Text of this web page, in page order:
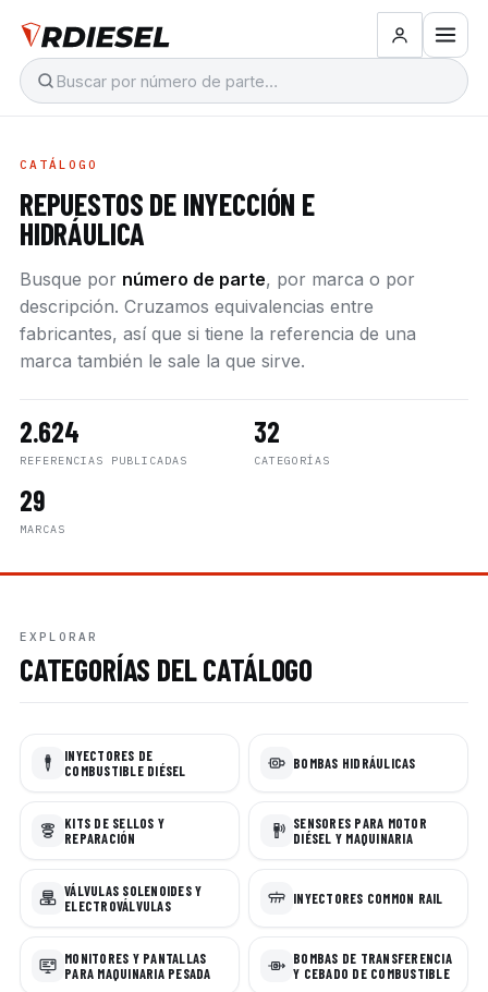
CATÁLOGO
REPUESTOS DE INYECCIÓN E
HIDRÁULICA
Busque por número de parte, por marca o por
descripción. Cruzamos equivalencias entre
fabricantes, así que si tiene la referencia de una
marca también le sale la que sirve.
2.624
REFERENCIAS PUBLICADAS
32
CATEGORÍAS
29
MARCAS
EXPLORAR
CATEGORÍAS DEL CATÁLOGO
INYECTORES DE
COMBUSTIBLE DIÉSEL
BOMBAS HIDRÁULICAS
KITS DE SELLOS Y
REPARACIÓN
SENSORES PARA MOTOR
DIÉSEL Y MAQUINARIA
VÁLVULAS SOLENOIDES Y
ELECTROVÁLVULAS
INYECTORES COMMON RAIL
MONITORES Y PANTALLAS
PARA MAQUINARIA PESADA
BOMBAS DE TRANSFERENCIA
Y CEBADO DE COMBUSTIBLE